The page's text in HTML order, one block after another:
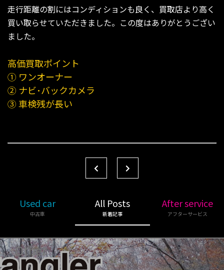
走行距離の割にはコンディションも良く、買取店より高く
買い取らせていただきました。この度はありがとうござい
ました。
高価買取ポイント
① ワンオーナー
② ナビ･バックカメラ
③ 車検残が長い
Used car
中古車
All Posts
新着記事
After service
アフターサービス
Other